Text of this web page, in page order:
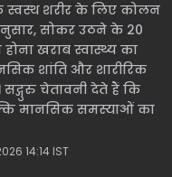
स्वस्थ शरीर के लिए कोलन
सोकर उठने के 20
खराब स्वास्थ्य का
शांति और शारीरिक
सद्गुरु चेतावनी देते हैं कि
मानसिक समस्याओं का
14:14 IST